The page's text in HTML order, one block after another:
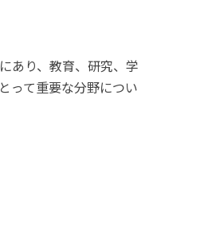
あり、教育、研究、学
って重要な分野につい